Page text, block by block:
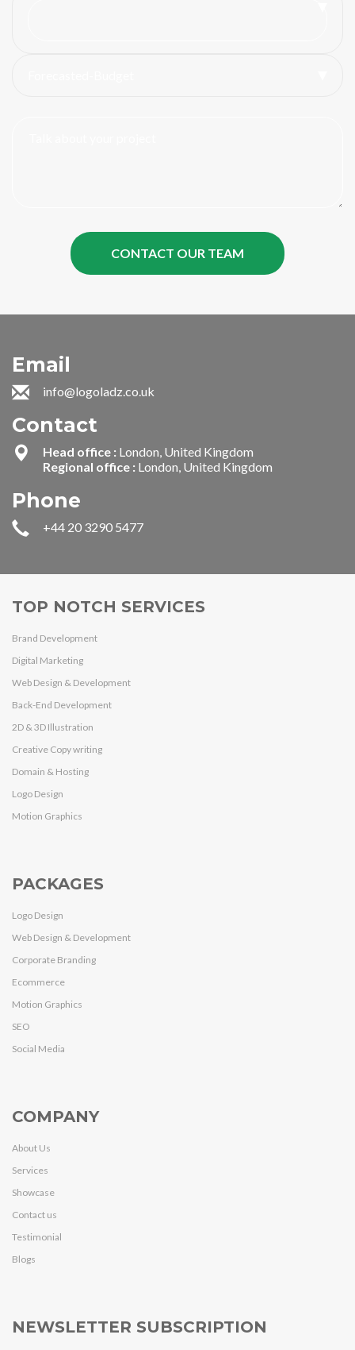
Email
info@logoladz.co.uk
Contact
Head office : London, United Kingdom
Regional office : London, United Kingdom
Phone
+44 20 3290 5477
TOP NOTCH SERVICES
Brand Development
Digital Marketing
Web Design & Development
Back-End Development
2D & 3D Illustration
Creative Copy writing
Domain & Hosting
Logo Design
Motion Graphics
PACKAGES
Logo Design
Web Design & Development
Corporate Branding
Ecommerce
Motion Graphics
SEO
Social Media
COMPANY
About Us
Services
Showcase
Contact us
Testimonial
Blogs
NEWSLETTER SUBSCRIPTION